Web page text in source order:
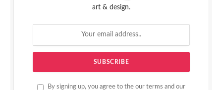
art & design.
By signing up, you agree to the our terms and our